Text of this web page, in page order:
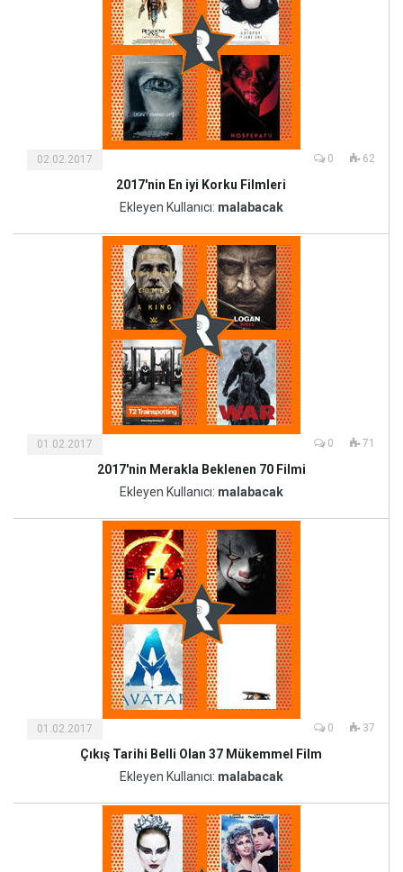
02.02.2017 0 62
2017'nin En iyi Korku Filmleri
Ekleyen Kullanıcı: malabacak
01.02.2017 0 71
2017'nin Merakla Beklenen 70 Filmi
Ekleyen Kullanıcı: malabacak
01.02.2017 0 37
Çıkış Tarihi Belli Olan 37 Mükemmel Film
Ekleyen Kullanıcı: malabacak